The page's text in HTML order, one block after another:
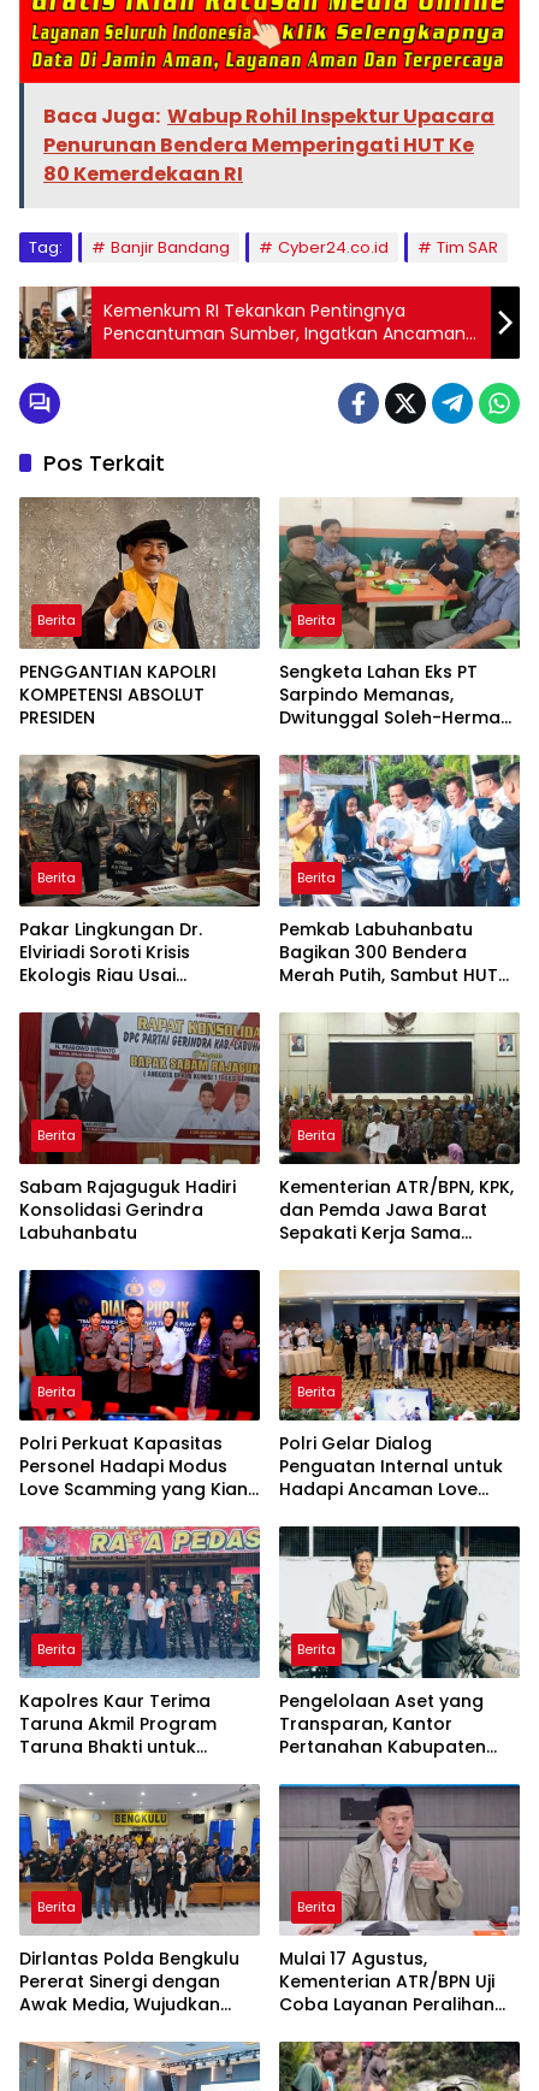
Baca Juga: Wabup Rohil Inspektur Upacara
Penurunan Bendera Memperingati HUT Ke
80 Kemerdekaan RI
Tag: Banjir Bandang Cyber24.co.id Tim SAR
Kemenkum RI Tekankan Pentingnya
Pencantuman Sumber, Ingatkan Ancaman
Sanksi Bagi Pelanggar Hak Cipta Jurnalistik
Pos Terkait
Berita
PENGGANTIAN KAPOLRI
KOMPETENSI ABSOLUT
PRESIDEN
Berita
Sengketa Lahan Eks PT
Sarpindo Memanas,
Dwitunggal Soleh-Herman
ke Pulau Rupat
Berita
Pakar Lingkungan Dr.
Elviriadi Soroti Krisis
Ekologis Riau Usai
Monyet, Harimau, dan
Beruang Terhadap Warga
Berita
Pemkab Labuhanbatu
Bagikan 300 Bendera
Merah Putih, Sambut HUT
Berita
Sabam Rajaguguk Hadiri
Konsolidasi Gerindra
Labuhanbatu
Berita
Kementerian ATR/BPN, KPK,
dan Pemda Jawa Barat
Sepakati Kerja Sama
Korupsi serta Penguatan
Ekonomi Daerah
Berita
Polri Perkuat Kapasitas
Personel Hadapi Modus
Love Scamming yang Kian
Berita
Polri Gelar Dialog
Penguatan Internal untuk
Hadapi Ancaman Love
Berita
Kapolres Kaur Terima
Taruna Akmil Program
Taruna Bhakti untuk
Rakyat Kabupaten Kaur
Berita
Pengelolaan Aset yang
Transparan, Kantor
Pertanahan Kabupaten
kepada Pemenang Lelang
Berita
Dirlantas Polda Bengkulu
Pererat Sinergi dengan
Awak Media, Wujudkan
dan Berkualitas
Berita
Mulai 17 Agustus,
Kementerian ATR/BPN Uji
Coba Layanan Peralihan